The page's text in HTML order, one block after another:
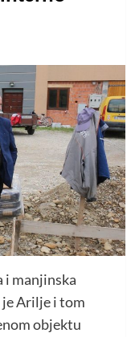
i manjinska
je Arilje i tom
objektu